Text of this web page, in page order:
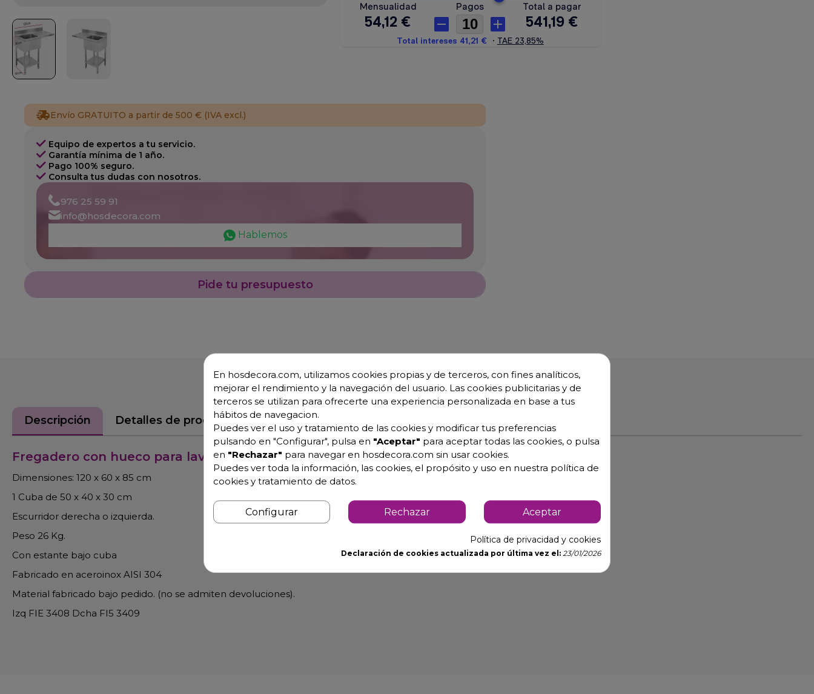
Envío GRATUITO a partir de 500 € (IVA excl.)
Equipo de expertos a tu servicio.
Garantía mínima de 1 año.
Pago 100% seguro.
Consulta tus dudas con nosotros.
976 25 59 91
info@hosdecora.com
Hablemos
Pide tu presupuesto
Descripción Detalles de producto
Fregadero con hueco para lavavajillas de cocinas
Dimensiones: 120 x 60 x 85 cm
1 Cuba de 50 x 40 x 30 cm
Escurridor derecha o izquierda.
Peso 26 Kg.
Con estante bajo cuba
Fabricado en aceroinox AISI 304
Material fabricado bajo pedido. (no se admiten devoluciones).
Izq FIE 3408 Dcha FI5 3409
En hosdecora.com, utilizamos cookies propias y de terceros, con fines analíticos,
mejorar el rendimiento y la navegación del usuario. Las cookies publicitarias y de
terceros se utilizan para ofrecerte una experiencia personalizada en base a tus
hábitos de navegacion.
Puedes ver el uso y tratamiento de las cookies y modificar tus preferencias
pulsando en "Configurar", pulsa en "Aceptar" para aceptar todas las cookies, o pulsa
en "Rechazar" para navegar en hosdecora.com sin usar cookies.
Puedes ver toda la información, las cookies, el propósito y uso en nuestra política de
cookies y tratamiento de datos.
Configurar Rechazar Aceptar
Política de privacidad y cookies
Declaración de cookies actualizada por última vez el: 23/01/2026